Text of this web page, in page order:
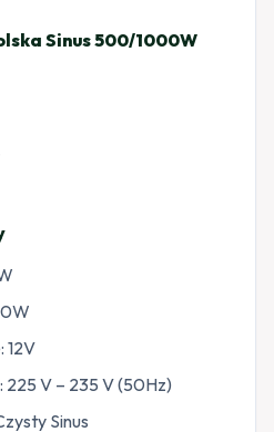
Sinus 500/1000W
12V
225 V – 235 V (50Hz)
Sinus